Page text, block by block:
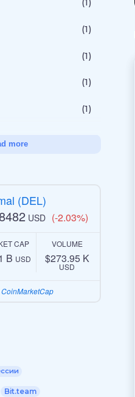
(1)
(1)
(1)
(1)
more
(DEL)
USD (-2.03%)
CAP
B USD
VOLUME
$273.95 K
USD
Bit.team